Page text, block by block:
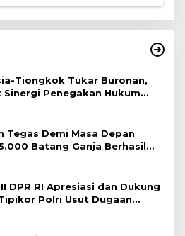
Tiongkok Tukar Buronan,
Sinergi Penegakan Hukum
Tegas Demi Masa Depan
Batang Ganja Berhasil
Koops TNI Habema
DPR RI Apresiasi dan Dukung
Polri Usut Dugaan
Bara